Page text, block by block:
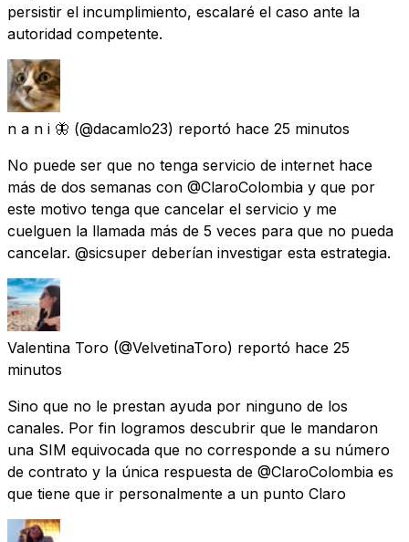
persistir el incumplimiento, escalaré el caso ante la
autoridad competente.
n a n i 🦋 (@dacamlo23) reportó hace 25 minutos
No puede ser que no tenga servicio de internet hace
más de dos semanas con @ClaroColombia y que por
este motivo tenga que cancelar el servicio y me
cuelguen la llamada más de 5 veces para que no pueda
cancelar. @sicsuper deberían investigar esta estrategia.
Valentina Toro (@VelvetinaToro) reportó hace 25
minutos
Sino que no le prestan ayuda por ninguno de los
canales. Por fin logramos descubrir que le mandaron
una SIM equivocada que no corresponde a su número
de contrato y la única respuesta de @ClaroColombia es
que tiene que ir personalmente a un punto Claro